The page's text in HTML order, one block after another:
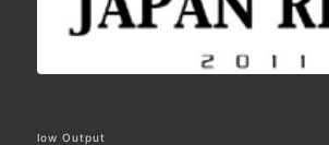
low Output